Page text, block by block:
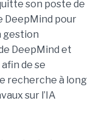
son poste de
DeepMind pour
gestion
DeepMind et
de se
recherche à long
sur l’IA